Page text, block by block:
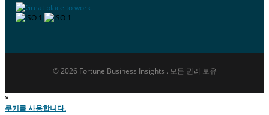
© 2026 Fortune Business Insights . 모든 권리 보유
×
쿠키를 사용합니다.